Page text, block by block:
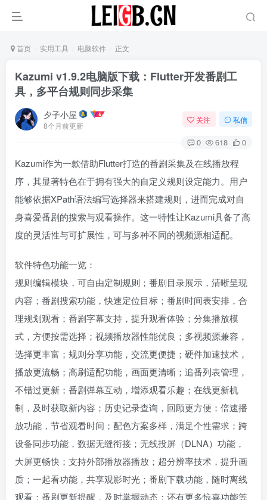
首页 实用工具 电脑软件 正文
‌Kazumi v1.9.2电脑版下载：Flutter开发番剧工
具，多平台规则同步采集‌
夕子小屋
8个月前更新
关注 私信
0 618 0
Kazumi作为一款借助Flutter打造的番剧采集及在线播放程
序，其显著特色在于拥有强大的自定义规则设定能力。用户
能够依据XPath语法编写选择器来搭建规则，进而完成对自
身喜爱番剧的搜索与观看操作。这一特性让Kazumi具备了高
度的灵活性与可扩展性，可与多种不同的视频源相适配。
软件特色功能一览：
规则编辑模块，可自由定制规则；番剧目录展示，清晰呈现
内容；番剧搜索功能，快速定位目标；番剧时间表安排，合
理规划观看；番剧字幕支持，提升观看体验；分集播放模
式，方便按需选择；视频播放器性能优良；多视频源兼容，
选择更丰富；规则分享功能，交流更便捷；硬件加速技术，
播放更流畅；高刷适配功能，画面更清晰；追番列表管理，
不错过更新；番剧弹幕互动，增添观看乐趣；在线更新机
制，及时获取新内容；历史记录查询，回顾更方便；倍速播
放功能，节省观看时间；配色方案多样，满足个性需求；跨
设备同步功能，数据无缝衔接；无线投屏（DLNA）功能，
大屏更畅快；支持外部播放器播放；超分辨率技术，提升画
质；一起看功能，共享观影时光；番剧下载功能，随时离线
观看；番剧更新提醒，及时掌握动态；还有更多惊喜功能等